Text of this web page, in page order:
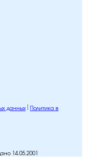
данных
Политика в
14.05.2001